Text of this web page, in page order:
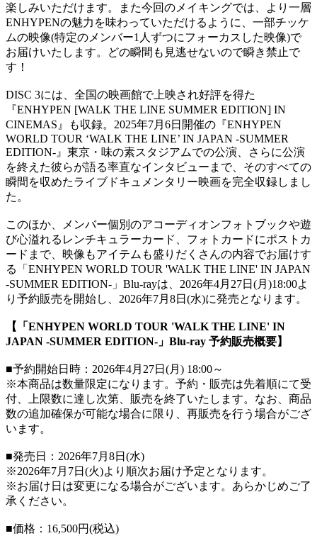
楽しみいただけます。また今回のメイキングでは、より一層
ENHYPENの魅力を味わっていただけるように、一部チッケ
ムの映像(特定のメンバー1人ずつにフォーカスした映像)で
お届けいたします。どの瞬間も見逃せないので瞬き禁止で
す！
DISC 3には、全国の映画館で上映され好評を得た
『ENHYPEN [WALK THE LINE SUMMER EDITION] IN
CINEMAS』も収録。2025年7月6日開催の『ENHYPEN
WORLD TOUR ‘WALK THE LINE’ IN JAPAN -SUMMER
EDITION-』東京・味の素スタジアムでの公演、さらに公演
を終えた彼らが語る率直なインタビューまで、そのすべての
瞬間を収めたライブドキュメンタリー映画を完全収録しまし
た。
このほか、メンバー個別のアコーディオンフォトブックや遊
び心溢れるレンチキュラーカード、フォトカードにポストカ
ードまで、映像もアイテムも盛りだくさんの内容でお届けす
る「ENHYPEN WORLD TOUR 'WALK THE LINE' IN JAPAN
-SUMMER EDITION-」Blu-rayは、2026年4月27日(月)18:00よ
り予約販売を開始し、2026年7月8日(水)に発売となります。
【「ENHYPEN WORLD TOUR 'WALK THE LINE' IN
JAPAN -SUMMER EDITION-」Blu-ray 予約販売概要】
■予約開始日時：2026年4月27日(月) 18:00～
※本商品は数量限定になります。予約・販売は先着順にて受
付、上限数に達し次第、販売を終了いたします。なお、商品
数の追加確保が可能な場合に限り、再販売を行う場合がござ
います。
■発売日：2026年7月8日(水)
※2026年7月7日(火)より順次お届け予定となります。
※お届け日は変更になる場合がございます。あらかじめご了
承ください。
■価格：16,500円(税込)